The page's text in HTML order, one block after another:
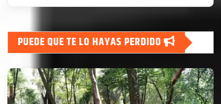
PUEDE QUE TE LO HAYAS PERDIDO